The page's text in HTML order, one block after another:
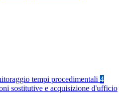
tempi procedimentali 4
sostitutive e acquisizione d'ufficio